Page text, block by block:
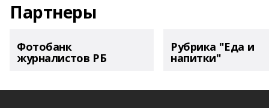
Партнеры
Фотобанк
журналистов РБ
Рубрика "Еда и
напитки"